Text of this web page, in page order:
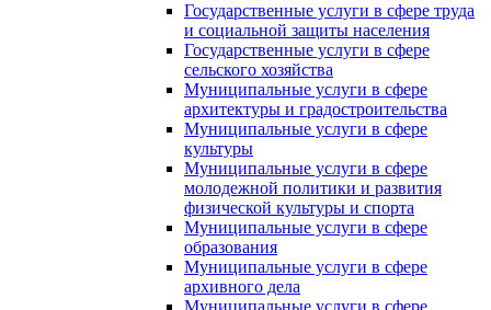
Государственные услуги в сфере труда
и социальной защиты населения
Государственные услуги в сфере
сельского хозяйства
Муниципальные услуги в сфере
архитектуры и градостроительства
Муниципальные услуги в сфере
культуры
Муниципальные услуги в сфере
молодежной политики и развития
физической культуры и спорта
Муниципальные услуги в сфере
образования
Муниципальные услуги в сфере
архивного дела
Муниципальные услуги в сфере